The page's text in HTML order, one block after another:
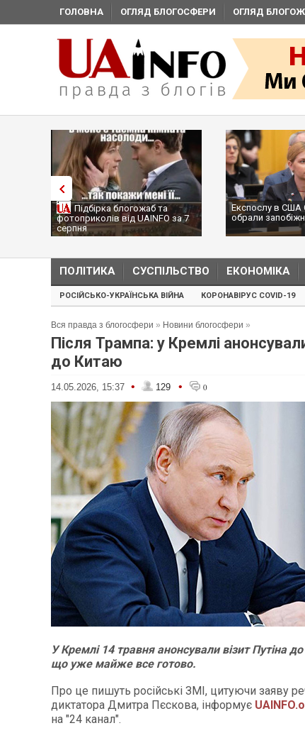
ГОЛОВНА ОГЛЯД БЛОГОСФЕРИ ОГЛЯД
Підбірка блогожаб та
фотоприколів від UAINFO за 7
серпня
Експослу в США
обрали
ПОЛІТИКА СУСПІЛЬСТВО ЕКОНОМІКА
РОСІЙСЬКО-УКРАЇНСЬКА ВІЙНА КОРОНАВІРУС COVID-19
Вся правда з блогосфери » Новини блогосфери »
Після Трампа: у Кремлі
до Китаю
14.05.2026, 15:37 • 129 • 0
У Кремлі 14 травня анонсували візит Путіна
що уже майже все готово.
Про це пишуть російські ЗМІ, цитуючи заяву
диктатора Дмитра Пєскова, інформує
на "24 канал".